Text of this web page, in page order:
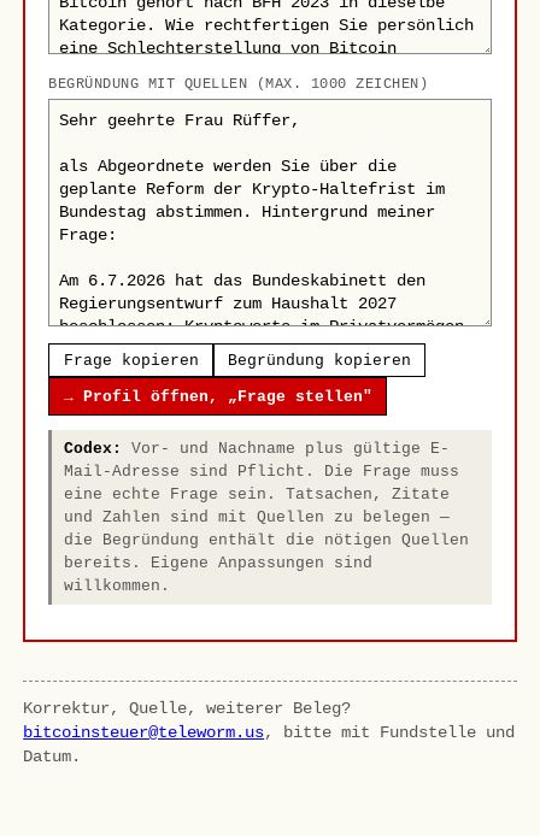
BEGRÜNDUNG MIT QUELLEN (MAX. 1000 ZEICHEN)
Frage kopieren Begründung kopieren
→ Profil öffnen, „Frage stellen"
Codex:
Vor- und Nachname plus gültige E-
Mail-Adresse sind Pflicht. Die Frage muss
eine echte Frage sein. Tatsachen, Zitate
und Zahlen sind mit Quellen zu belegen —
die Begründung enthält die nötigen Quellen
bereits. Eigene Anpassungen sind
willkommen.
Korrektur, Quelle, weiterer Beleg?
bitcoinsteuer@teleworm.us, bitte mit Fundstelle und
Datum.